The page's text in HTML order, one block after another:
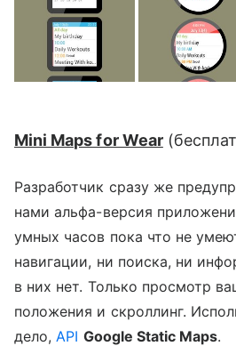
Mini Maps for Wear(
Разработчик сразу же
нами альфа-версия
умных часов пока что не
навигации, ни поиска, ни
в них нет. Только просмотр
положения и скроллинг.
дело, API Google Static Maps.